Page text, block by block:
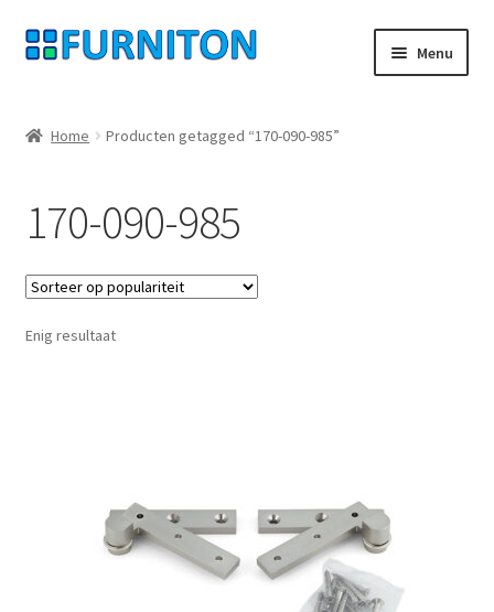
Ga
door
navigatie
Ga
naar
inhoud
Menu
Gegevensbescherming
Herroepingsrecht
Neem contact op met
Scheepvaart
Home Producten getagged “170-090-985”
170-090-985
Enig resultaat